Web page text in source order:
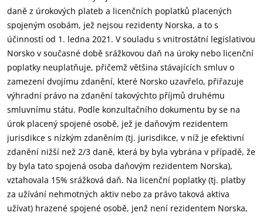
daně z úrokových plateb a licenčních poplatků placených
spojeným osobám, jež nejsou rezidenty Norska, a to s
účinností od 1. ledna 2021. V souladu s vnitrostátní legislativou
Norsko v současné době srážkovou daň na úroky nebo licenční
poplatky neuplatňuje, přičemž většina stávajících smluv o
zamezení dvojímu zdanění, které Norsko uzavřelo, přiřazuje
výhradní právo na zdanění takovýchto příjmů druhému
smluvnímu státu. Podle konzultačního dokumentu by se na
úrok placený spojené osobě, jež je daňovým rezidentem
jurisdikce s nízkým zdaněním (tj. jurisdikce, v níž je efektivní
zdanění nižší než 2/3 daně, která by byla vybrána v případě, že
by byla tato spojená osoba daňovým rezidentem Norska),
vztahovala 15% srážková daň. Na licenční poplatky (tj. platby
za užívání nehmotných aktiv nebo za právo taková aktiva
užívat) hrazené spojené osobě, jenž není rezidentem Norska,